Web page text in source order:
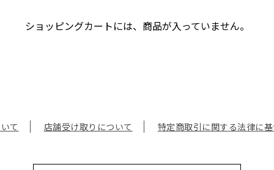
ショッピングカートには、商品が入っていません。
て 店舗受け取りについて 特定商取引に関する法律に